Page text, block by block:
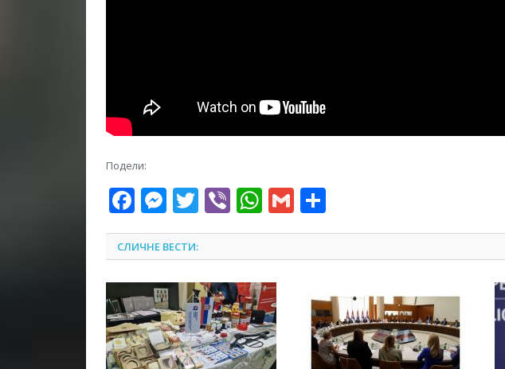
Подели:
Facebook
Messenger
Twitter
ViberWhatsApp
Gmail
СЛИЧНЕ ВЕСТИ: